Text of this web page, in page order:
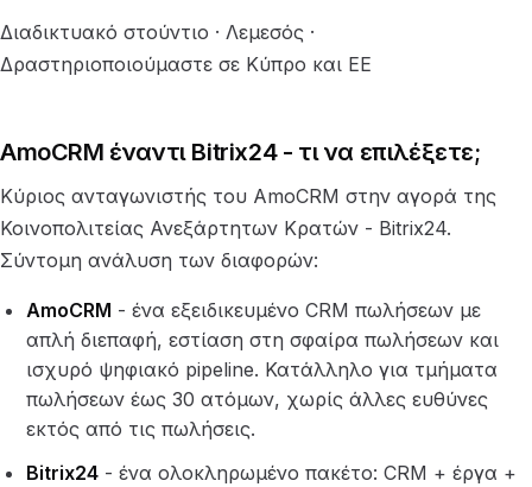
Διαδικτυακό στούντιο · Λεμεσός ·
Δραστηριοποιούμαστε σε Κύπρο και ΕΕ
AmoCRM έναντι Bitrix24 - τι να επιλέξετε;
Κύριος ανταγωνιστής του AmoCRM στην αγορά της
Κοινοπολιτείας Ανεξάρτητων Κρατών - Bitrix24.
Σύντομη ανάλυση των διαφορών:
AmoCRM - ένα εξειδικευμένο CRM πωλήσεων με
απλή διεπαφή, εστίαση στη σφαίρα πωλήσεων και
ισχυρό ψηφιακό pipeline. Κατάλληλο για τμήματα
πωλήσεων έως 30 ατόμων, χωρίς άλλες ευθύνες
εκτός από τις πωλήσεις.
Bitrix24 - ένα ολοκληρωμένο πακέτο: CRM + έργα +